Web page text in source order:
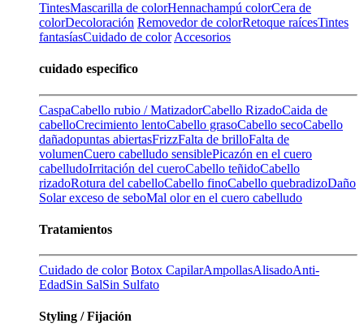
TintesMascarilla de colorHennachampú colorCera de
colorDecoloración Removedor de colorRetoque raícesTintes
fantasíasCuidado de color Accesorios
cuidado especifico
CaspaCabello rubio / MatizadorCabello RizadoCaida de
cabelloCrecimiento lentoCabello grasoCabello secoCabello
dañadopuntas abiertasFrizzFalta de brilloFalta de
volumenCuero cabelludo sensiblePicazón en el cuero
cabelludoIrritación del cueroCabello teñidoCabello
rizadoRotura del cabelloCabello finoCabello quebradizoDaño
Solarexceso de seboMal olor en el cuero cabelludo
Tratamientos
Cuidado de color Botox CapilarAmpollasAlisadoAnti-
EdadSin SalSin Sulfato
Styling / Fijación